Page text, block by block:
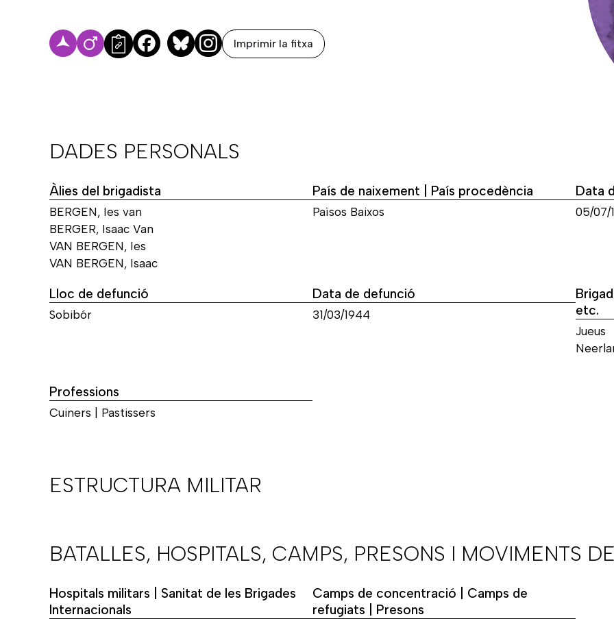
FacebookBluesky Imprimir la fitxa
DADES PERSONALS
Àlies del brigadista
BERGEN, Ies van
BERGER, Isaac Van
VAN BERGEN, Ies
VAN BERGEN, Isaac
País de naixement | País procedència
Països Baixos
Data
05/07/
Lloc de defunció
Sobibór
Data de defunció
31/03/1944
etc.
Jueus
Professions
Cuiners | Pastissers
ESTRUCTURA MILITAR
BATALLES, HOSPITALS, CAMPS, PRESONS I MOVIMENTS
Hospitals militars | Sanitat de les Brigades
Internacionals
Camps de concentració | Camps de
refugiats | Presons